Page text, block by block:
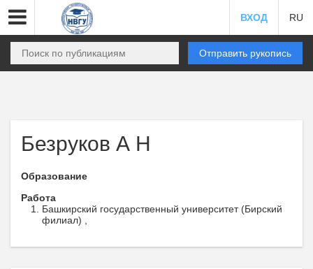
ВХОД RU
Отправить рукопись
Безруков А Н
Образование
Работа
Башкирский государственный университет (Бирский
филиал) ,